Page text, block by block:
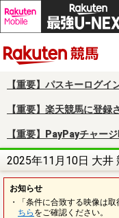
【重要】パスキーログイ
【重要】楽天競馬に登
【重要】PayPayチャー
2025年11月10日 大
お知らせ
・「条件に合致する映像は
ちら をご確認ください。